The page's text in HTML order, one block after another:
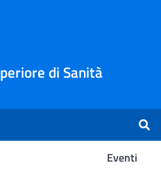
di Sanità
Eventi